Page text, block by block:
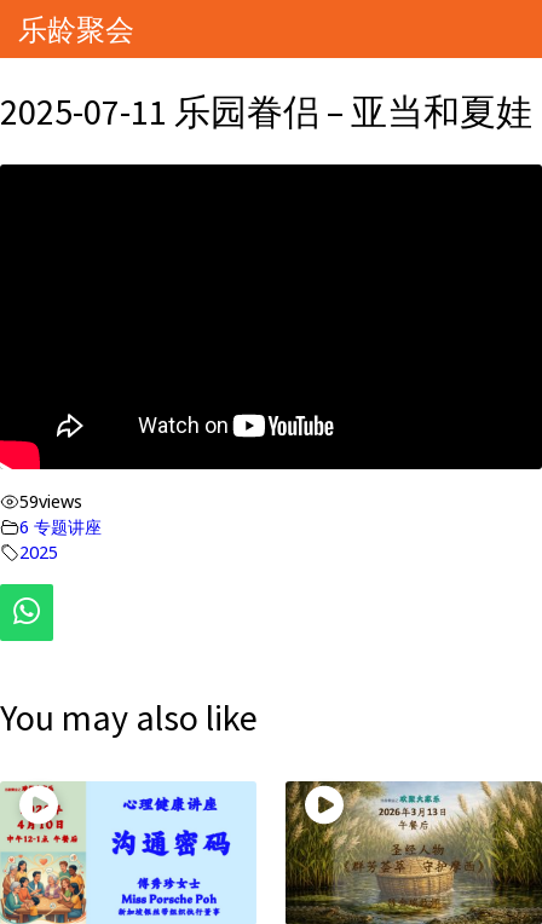
乐龄聚会
2025-07-11 乐园眷侣 – 亚当和夏娃
59views
6 专题讲座
2025
You may also like